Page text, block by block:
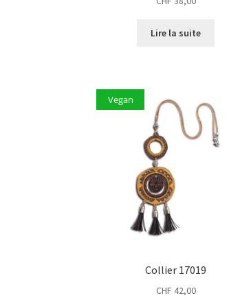
Lire la suite
Vegan
Collier 17019
CHF 42,00